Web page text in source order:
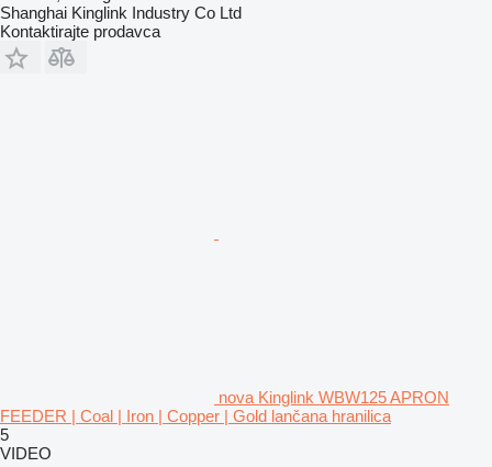
Shanghai Kinglink Industry Co Ltd
Kontaktirajte prodavca
nova Kinglink WBW125 APRON
FEEDER | Coal | Iron | Copper | Gold lančana hranilica
5
VIDEO